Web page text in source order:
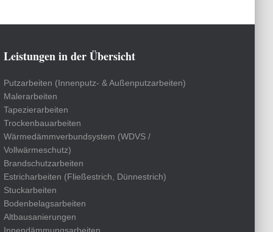
Leistungen in der Übersicht
Putzarbeiten (Innenputz- & Außenputzarbeiten)
Malerarbeiten
Tapezierarbeiten
Trockenbauarbeiten
Wärmedämmverbundsystem (WDVS /
Vollwärmeschutz)
Brandschutzarbeiten
Estricharbeiten (Fließestrich, Dünnestrich)
Stuckarbeiten
Bodenbelagsarbeiten
Altbausanierungen